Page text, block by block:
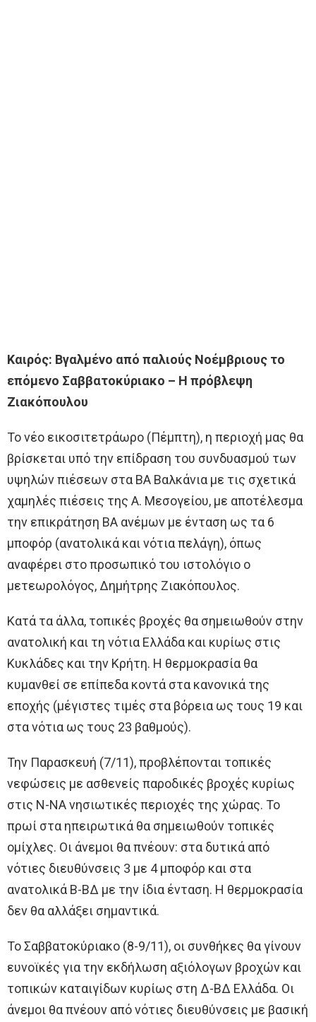
Καιρός: Βγαλμένο από παλιούς Νοέμβριους το
επόμενο Σαββατοκύριακο – Η πρόβλεψη
Ζιακόπουλου
Το νέο εικοσιτετράωρο (Πέμπτη), η περιοχή μας θα
βρίσκεται υπό την επίδραση του συνδυασμού των
υψηλών πιέσεων στα ΒΑ Βαλκάνια με τις σχετικά
χαμηλές πιέσεις της Α. Μεσογείου, με αποτέλεσμα
την επικράτηση ΒΑ ανέμων με ένταση ως τα 6
μποφόρ (ανατολικά και νότια πελάγη), όπως
αναφέρει στο προσωπικό του ιστολόγιο ο
μετεωρολόγος, Δημήτρης Ζιακόπουλος.
Κατά τα άλλα, τοπικές βροχές θα σημειωθούν στην
ανατολική και τη νότια Ελλάδα και κυρίως στις
Κυκλάδες και την Κρήτη. Η θερμοκρασία θα
κυμανθεί σε επίπεδα κοντά στα κανονικά της
εποχής (μέγιστες τιμές στα βόρεια ως τους 19 και
στα νότια ως τους 23 βαθμούς).
Την Παρασκευή (7/11), προβλέπονται τοπικές
νεφώσεις με ασθενείς παροδικές βροχές κυρίως
στις Ν-ΝΑ νησιωτικές περιοχές της χώρας. Το
πρωί στα ηπειρωτικά θα σημειωθούν τοπικές
ομίχλες. Οι άνεμοι θα πνέουν: στα δυτικά από
νότιες διευθύνσεις 3 με 4 μποφόρ και στα
ανατολικά Β-ΒΔ με την ίδια ένταση. Η θερμοκρασία
δεν θα αλλάξει σημαντικά.
Το Σαββατοκύριακο (8-9/11), οι συνθήκες θα γίνουν
ευνοϊκές για την εκδήλωση αξιόλογων βροχών και
τοπικών καταιγίδων κυρίως στη Δ-ΒΔ Ελλάδα. Οι
άνεμοι θα πνέουν από νότιες διευθύνσεις με βασική